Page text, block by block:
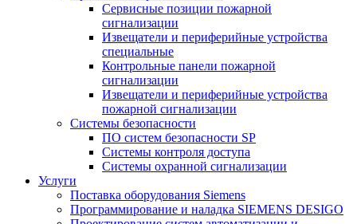
Сервисные позиции пожарной
сигнализации
Извещатели и периферийные устройства
специальные
Контрольные панели пожарной
сигнализации
Извещатели и периферийные устройства
пожарной сигнализации
Системы безопасности
ПО систем безопасности SP
Системы контроля доступа
Системы охранной сигнализации
Услуги
Поставка оборудования Siemens
Программирование и наладка SIEMENS DESIGO